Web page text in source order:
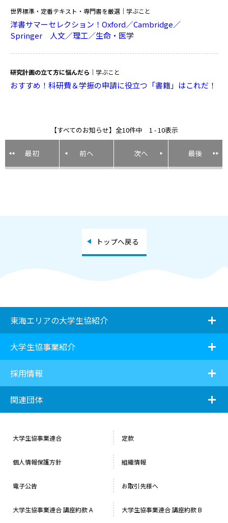
世界標準・定番テキスト・専門書を厳選 ｜学ぶこと
洋書サマーセレクション！Oxford／Cambridge／
Springer 人文／理工／生命・医学
研究計画の立て方に悩んだら ｜学ぶこと
おすすめ！科研費＆学振の申請に役立つ「書籍」はこれだ！
【すべてのお知らせ】全10件中 1 - 10表示
最初 前へ 次へ 最後
トップへ戻る
東海エリアの大学生協紹介
大学生協事業紹介
採用情報
関連団体
大学生協事業連合 定款
個人情報保護方針 組織情報
電子公告 お取引先様へ
⼤学⽣協事業連合 講座約款 A 大学生協事業連合 講座約款 B